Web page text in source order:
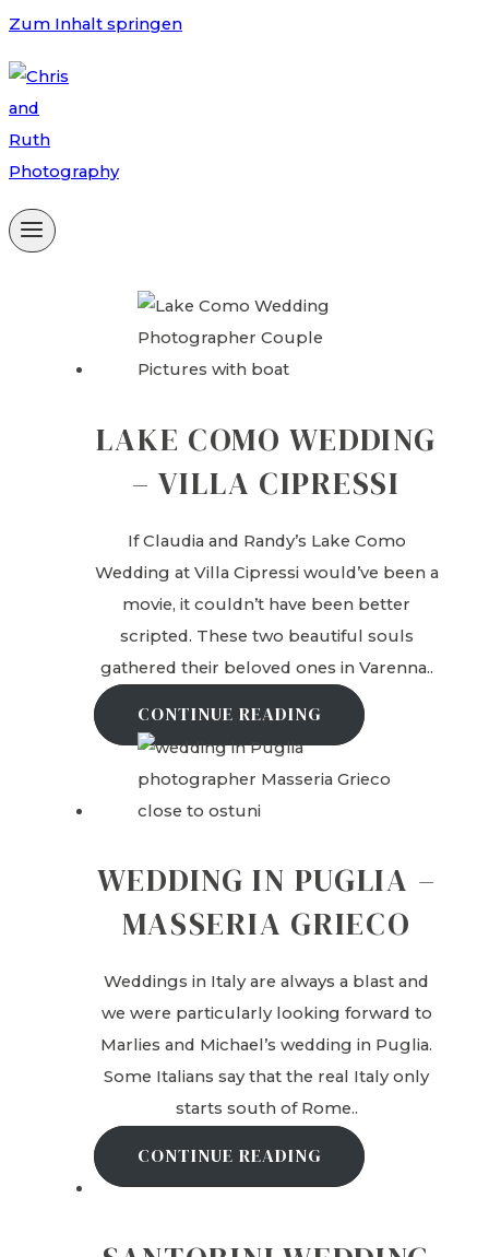
Zum Inhalt springen
LAKE COMO WEDDING
– VILLA CIPRESSI
If Claudia and Randy’s Lake Como
Wedding at Villa Cipressi would’ve been a
movie, it couldn’t have been better
scripted. These two beautiful souls
gathered their beloved ones in Varenna..
CONTINUE READING
WEDDING IN PUGLIA –
MASSERIA GRIECO
Weddings in Italy are always a blast and
we were particularly looking forward to
Marlies and Michael’s wedding in Puglia.
Some Italians say that the real Italy only
starts south of Rome..
CONTINUE READING